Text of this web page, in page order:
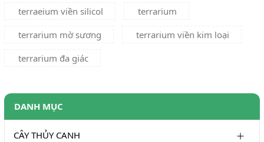
terraeium viền silicol
terrarium
terrarium mờ sương
terrarium viền kim loại
terrarium đa giác
DANH MỤC
CÂY THỦY CANH